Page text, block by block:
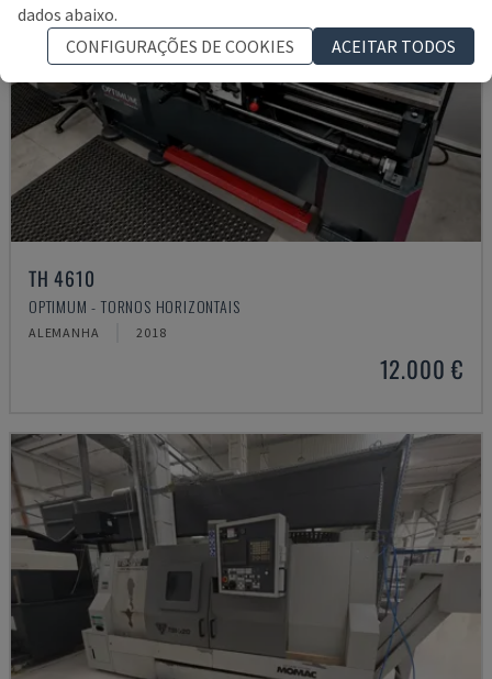
TH 4610
OPTIMUM - TORNOS HORIZONTAIS
ALEMANHA 2018
12.000 €
dados abaixo.
CONFIGURAÇÕES DE COOKIES
ACEITAR TODOS